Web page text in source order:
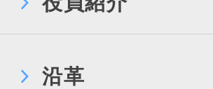
沿革